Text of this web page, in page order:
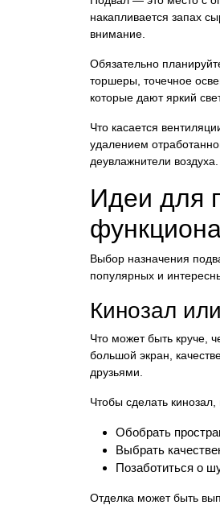
накапливается запах
внимание.
Обязательно
торшеры, точечное
которые дают яркий
Что касается
удалением
деувлажнители воздуха.
Идеи для
Выбор назначения
популярных и
Кинозал
Что может быть круче,
большой экран,
друзьями.
Чтобы сделать
Обобрать
Выбрать
Позаботиться о
Отделка может быть